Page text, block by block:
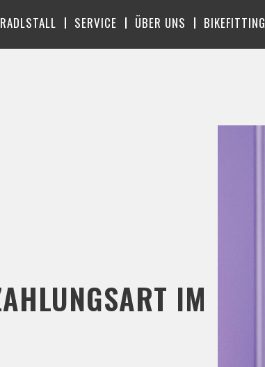
RADLSTALL SERVICE ÜBER UNS BIKEFITTING
IM